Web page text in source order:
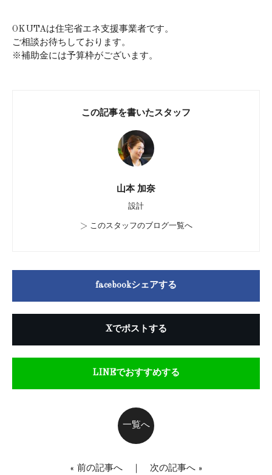
OKUTAは住宅省エネ支援事業者です。
ご相談お待ちしております。
※補助金には予算枠がございます。
この記事を書いたスタッフ
山本 加奈
設計
> このスタッフのブログ一覧へ
facebookシェアする
Xでポストする
LINEでおすすめする
一覧へ
« 前の記事へ｜ 次の記事へ»